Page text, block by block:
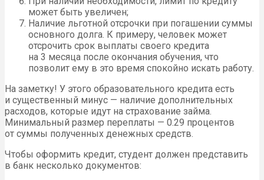
может быть увеличен;
Наличие льготной отсрочки при погашении суммы
основного долга. К примеру, человек может
отсрочить срок выплаты своего кредита
на 3 месяца после окончания обучения, что
позволит ему в это время спокойно искать работу.
На заметку! У этого образовательного кредита есть
и существенный минус — наличие дополнительных
расходов, которые идут на страхование займа.
Минимальный размер переплаты — 0.29 процентов
от суммы полученных денежных средств.
Чтобы оформить кредит, студент должен представить
в банк несколько документов: